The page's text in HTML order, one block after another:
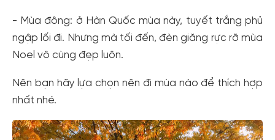
- Mùa đông: ở Hàn Quốc mùa này, tuyết trắng phủ
ngập lối đi. Nhưng mà tối đến, đèn giăng rực rỡ mùa
Noel vô cùng đẹp luôn.
Nên bạn hãy lựa chọn nên đi mùa nào để thích hợp
nhất nhé.